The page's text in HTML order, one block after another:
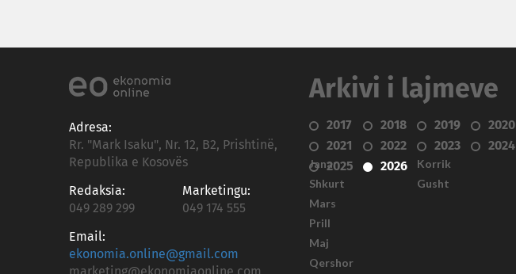
Adresa:
Rr. "Mark Isaku", Nr. 12, B2, Prishtinë,
Republika e Kosovës
Redaksia:
049 289 299
Marketingu:
049 174 555
Email:
ekonomia.online@gmail.com
Arkivi i lajmeve
2017 2018 2019
2020
2021
2022 2023
2024
2025
2026
Janar
Shkurt
Mars
Prill
Maj
Qershor
Korrik
Gusht